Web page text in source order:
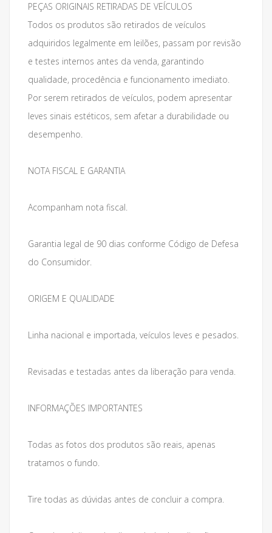
PEÇAS ORIGINAIS RETIRADAS DE VEÍCULOS
Todos os produtos são retirados de veículos
adquiridos legalmente em leilões, passam por revisão
e testes internos antes da venda, garantindo
qualidade, procedência e funcionamento imediato.
Por serem retirados de veículos, podem apresentar
leves sinais estéticos, sem afetar a durabilidade ou
desempenho.
NOTA FISCAL E GARANTIA
Acompanham nota fiscal.
Garantia legal de 90 dias conforme Código de Defesa
do Consumidor.
ORIGEM E QUALIDADE
Linha nacional e importada, veículos leves e pesados.
Revisadas e testadas antes da liberação para venda.
INFORMAÇÕES IMPORTANTES
Todas as fotos dos produtos são reais, apenas
tratamos o fundo.
Tire todas as dúvidas antes de concluir a compra.